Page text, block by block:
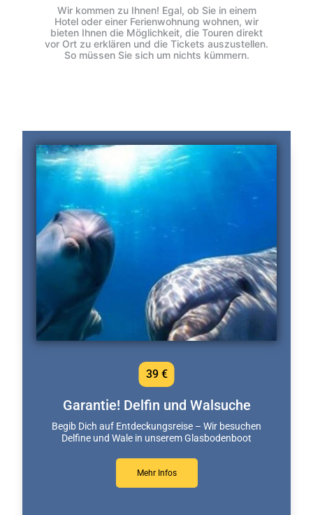
Wir kommen zu Ihnen! Egal, ob Sie in einem
Hotel oder einer Ferienwohnung wohnen, wir
bieten Ihnen die Möglichkeit, die Touren direkt
vor Ort zu erklären und die Tickets auszustellen.
So müssen Sie sich um nichts kümmern.
Garantie! Delfin und Walsuche
Begib Dich auf Entdeckungsreise – Wir besuchen
Delfine und Wale in unserem Glasbodenboot
Mehr Infos
39 €